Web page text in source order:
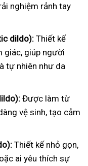
nghiệm rảnh tay
dildo): Thiết kế
giác, giúp người
tự nhiên như da
Được làm từ
vệ sinh, tạo cảm
Thiết kế nhỏ gọn,
ai yêu thích sự